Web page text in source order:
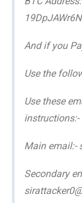
And if you
Use the
Use these
instructions:-
Main email:-
Secondary